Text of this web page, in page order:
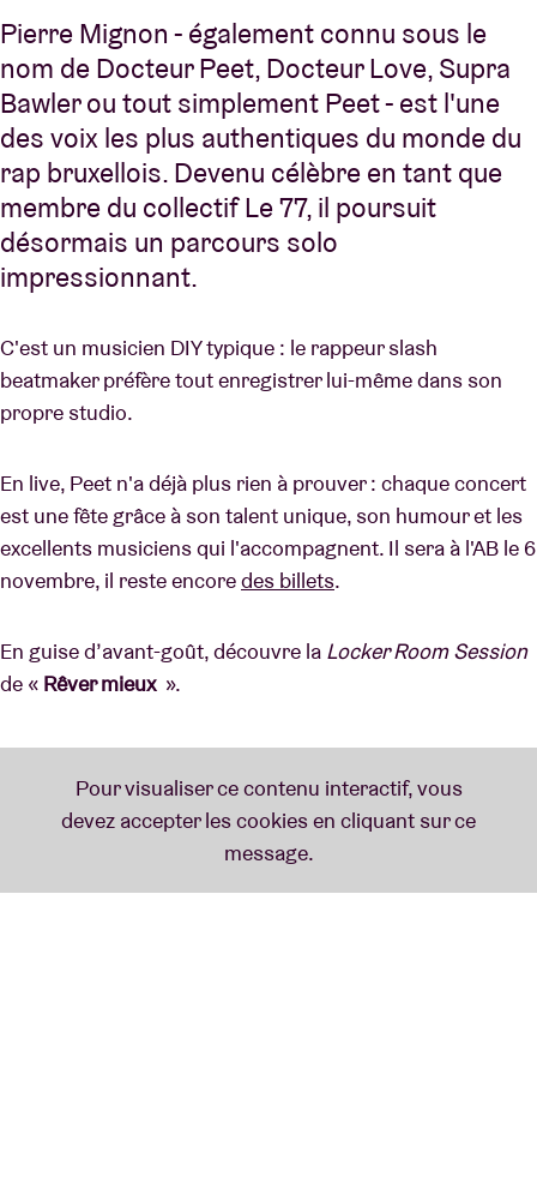
Contact
Pierre Mignon - également connu sous le
nom de Docteur Peet, Docteur Love, Supra
Bawler ou tout simplement Peet - est l'une
des voix les plus authentiques du monde du
rap bruxellois. Devenu célèbre en tant que
membre du collectif Le 77, il poursuit
désormais un parcours solo
impressionnant.
C'est un musicien DIY typique : le rappeur slash
beatmaker préfère tout enregistrer lui-même dans son
propre studio.
En live, Peet n'a déjà plus rien à prouver : chaque concert
est une fête grâce à son talent unique, son humour et les
excellents musiciens qui l'accompagnent. Il sera à l'AB le 6
novembre, il reste encoredes billets.
En guise d’avant-goût, découvre la Locker Room Session
de « Rêver mieux ».